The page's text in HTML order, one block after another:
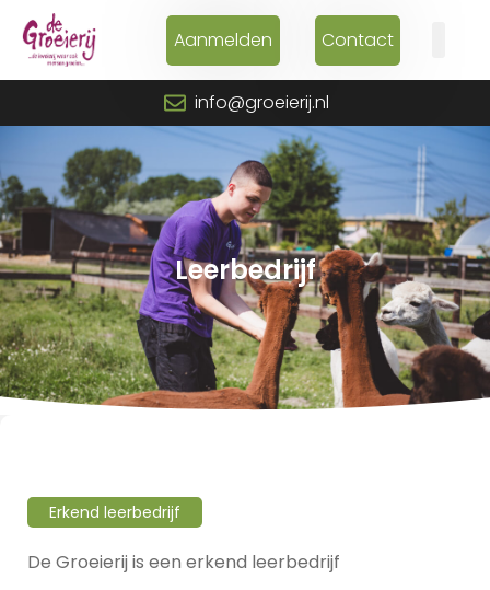
Aanmelden Contact
info@groeierij.nl
Leerbedrijf
Erkend leerbedrijf
De Groeierij is een erkend leerbedrijf